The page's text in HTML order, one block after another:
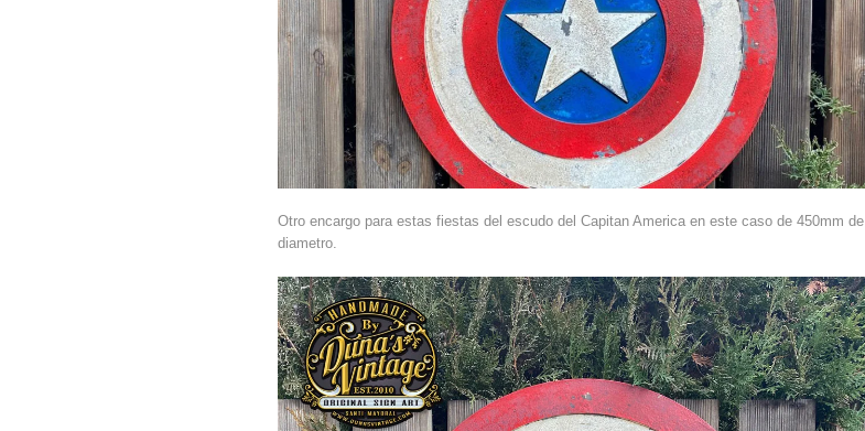
Otro encargo para estas fiestas del escudo del Capitan America en este caso de 450mm de
diametro.